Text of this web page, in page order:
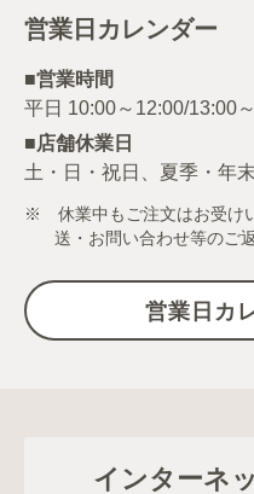
営業日カレンダー
■営業時間
■店舗休業日
土・日・祝日、夏季・年
※ 休業中もご注文はお受け
送・お問い合わせ等のご
営業日カ
インターネ